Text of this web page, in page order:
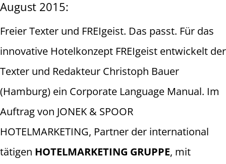
August 2015:
Freier Texter und FREIgeist. Das passt. Für das
innovative Hotelkonzept FREIgeist entwickelt der
Texter und Redakteur Christoph Bauer
(Hamburg) ein Corporate Language Manual. Im
Auftrag von JONEK & SPOOR
HOTELMARKETING, Partner der international
tätigen HOTELMARKETING GRUPPE, mit